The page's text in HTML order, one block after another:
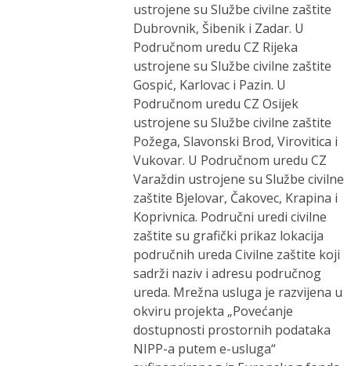
ustrojene su Službe civilne zaštite
Dubrovnik, Šibenik i Zadar. U
Područnom uredu CZ Rijeka
ustrojene su Službe civilne zaštite
Gospić, Karlovac i Pazin. U
Područnom uredu CZ Osijek
ustrojene su Službe civilne zaštite
Požega, Slavonski Brod, Virovitica i
Vukovar. U Područnom uredu CZ
Varaždin ustrojene su Službe civilne
zaštite Bjelovar, Čakovec, Krapina i
Koprivnica. Područni uredi civilne
zaštite su grafički prikaz lokacija
područnih ureda Civilne zaštite koji
sadrži naziv i adresu područnog
ureda. Mrežna usluga je razvijena u
okviru projekta „Povećanje
dostupnosti prostornih podataka
NIPP-a putem e-usluga“